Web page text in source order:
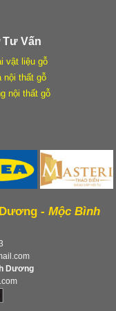
Tư Vấn
vật liệu gỗ
nội thất gỗ
nội thất gỗ
- Mộc Bình
Dương